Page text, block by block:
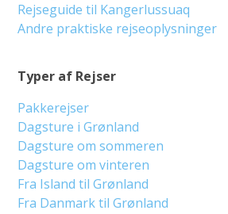
Typer af Rejser
Pakkerejser
Dagsture i Grønland
Dagsture om sommeren
Dagsture om vinteren
Fra Island til Grønland
Fra Danmark til Grønland
Rejseguide til Kangerlussuaq
Andre praktiske rejseoplysninger